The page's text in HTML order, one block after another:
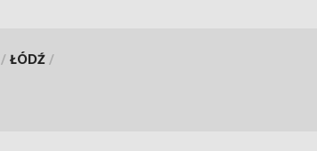
/ ŁÓDŹ /